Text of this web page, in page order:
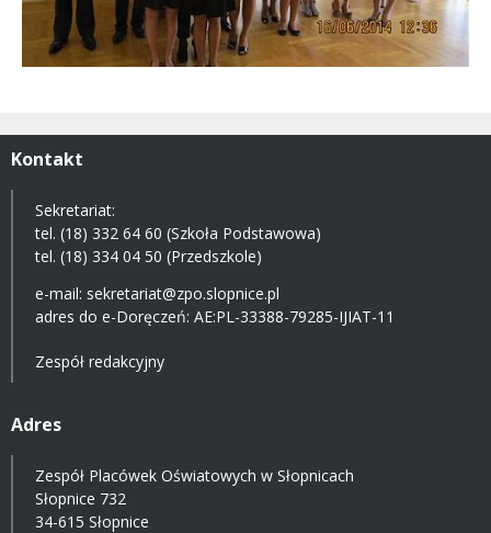
Kontakt
Sekretariat:
tel. (18) 332 64 60 (Szkoła Podstawowa)
tel. (18) 334 04 50 (Przedszkole)
e-mail: sekretariat@zpo.slopnice.pl
adres do e-Doręczeń: AE:PL-33388-79285-IJIAT-11
Zespół redakcyjny
Adres
Zespół Placówek Oświatowych w Słopnicach
Słopnice 732
34-615 Słopnice